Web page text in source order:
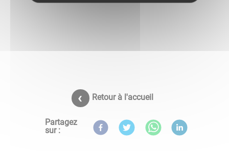
Retour à l'accueil
Partagez
sur :